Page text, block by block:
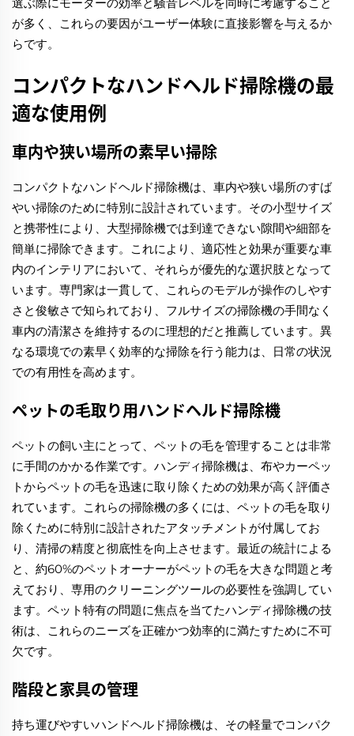
が多く、これらの要因がユーザー体験に直接影響を与えるか
らです。
コンパクトなハンドヘルド掃除機の最
適な使用例
車内や狭い場所の素早い掃除
コンパクトなハンドヘルド掃除機は、車内や狭い場所のすば
やい掃除のために特別に設計されています。その小型サイズ
と携帯性により、大型掃除機では到達できない隙間や細部を
簡単に掃除できます。これにより、適応性と効果が重要な車
内のインテリアにおいて、それらが優先的な選択肢となって
います。専門家は一貫して、これらのモデルが操作のしやす
さと俊敏さで知られており、フルサイズの掃除機の手間なく
車内の清潔さを維持するのに理想的だと推薦しています。異
なる環境での素早く効率的な掃除を行う能力は、日常の状況
での有用性を高めます。
ペットの毛取り用ハンドヘルド掃除機
ペットの飼い主にとって、ペットの毛を管理することは非常
に手間のかかる作業です。ハンディ掃除機は、布やカーペッ
トからペットの毛を迅速に取り除くための効果が高く評価さ
れています。これらの掃除機の多くには、ペットの毛を取り
除くために特別に設計されたアタッチメントが付属してお
り、清掃の精度と彻底性を向上させます。最近の統計による
と、約60%のペットオーナーがペットの毛を大きな問題と考
えており、専用のクリーニングツールの必要性を強調してい
ます。ペット特有の問題に焦点を当てたハンディ掃除機の技
術は、これらのニーズを正確かつ効率的に満たすために不可
欠です。
階段と家具の管理
持ち運びやすいハンドヘルド掃除機は、その軽量でコンパク